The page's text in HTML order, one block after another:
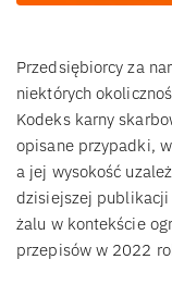
Przedsiębiorcy za
niektórych
Kodeks karny
opisane przypadki,
a jej wysokość
dzisiejszej
żalu w kontekście
przepisów w 2022